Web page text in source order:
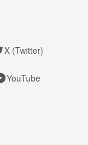
X (Twitter)
YouTube